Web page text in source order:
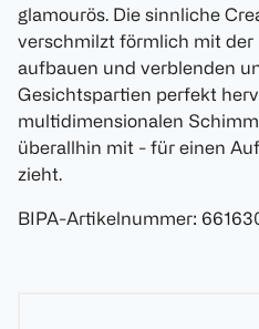
glamourös. Die sinnliche
verschmilzt förmlich mit der
aufbauen und verblenden
Gesichtspartien perfekt
multidimensionalen
überallhin mit - für einen
zieht.
BIPA-Artikelnummer: